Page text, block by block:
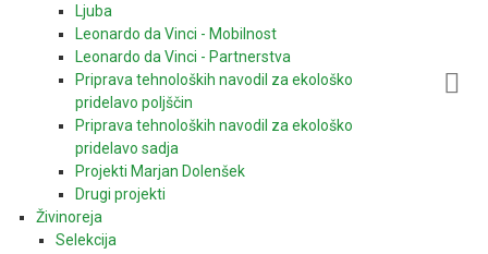
Ljuba
Leonardo da Vinci - Mobilnost
Leonardo da Vinci - Partnerstva
Priprava tehnoloških navodil za ekološko
pridelavo poljščin
Priprava tehnoloških navodil za ekološko
pridelavo sadja
Projekti Marjan Dolenšek
Drugi projekti
Živinoreja
Selekcija